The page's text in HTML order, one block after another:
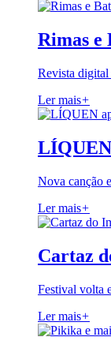
Rimas e
Revista digital
Ler mais+
LÍQUEN
Nova canção
Ler mais+
Cartaz
Festival volta
Ler mais+